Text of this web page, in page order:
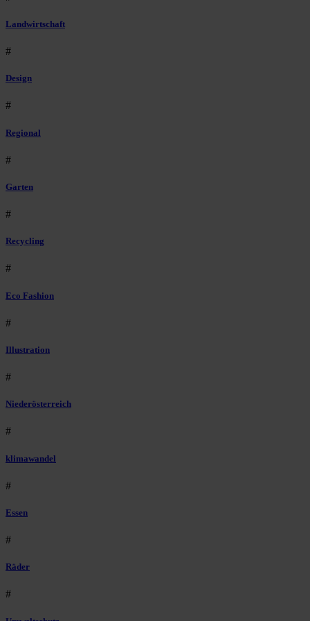
Landwirtschaft
#
Design
#
Regional
#
Garten
#
Recycling
#
Eco Fashion
#
Illustration
#
Niederösterreich
#
klimawandel
#
Essen
#
Räder
#